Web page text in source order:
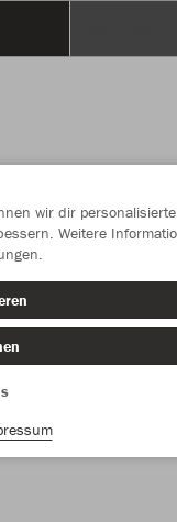
wir dir personalisierte
Weitere